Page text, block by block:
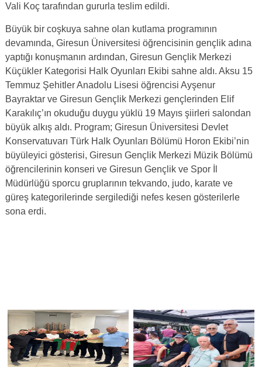
Vali Koç tarafından gururla teslim edildi.
Büyük bir coşkuya sahne olan kutlama programının
devamında, Giresun Üniversitesi öğrencisinin gençlik adına
yaptığı konuşmanın ardından, Giresun Gençlik Merkezi
Küçükler Kategorisi Halk Oyunları Ekibi sahne aldı. Aksu 15
Temmuz Şehitler Anadolu Lisesi öğrencisi Ayşenur
Bayraktar ve Giresun Gençlik Merkezi gençlerinden Elif
Karakılıç’ın okuduğu duygu yüklü 19 Mayıs şiirleri salondan
büyük alkış aldı. Program; Giresun Üniversitesi Devlet
Konservatuvarı Türk Halk Oyunları Bölümü Horon Ekibi’nin
büyüleyici gösterisi, Giresun Gençlik Merkezi Müzik Bölümü
öğrencilerinin konseri ve Giresun Gençlik ve Spor İl
Müdürlüğü sporcu gruplarının tekvando, judo, karate ve
güreş kategorilerinde sergilediği nefes kesen gösterilerle
sona erdi.